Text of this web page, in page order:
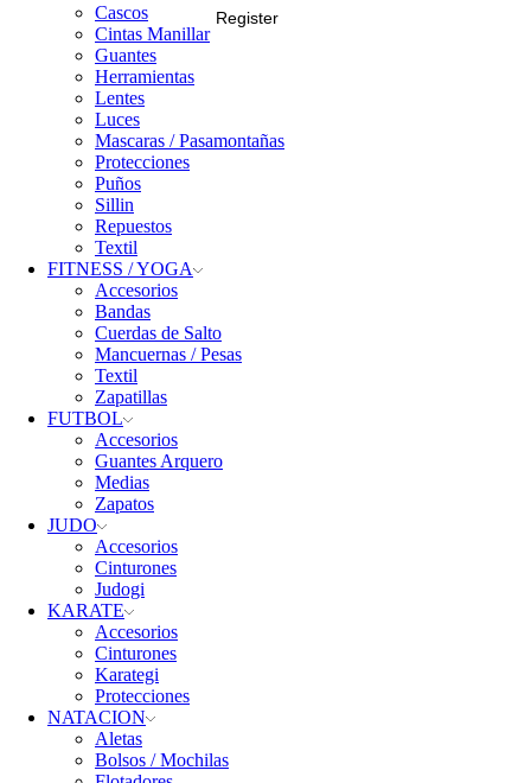
Register
Cascos
Cintas Manillar
Guantes
Herramientas
Lentes
Luces
Mascaras / Pasamontañas
Protecciones
Puños
Sillin
Repuestos
Textil
FITNESS / YOGA
Accesorios
Bandas
Cuerdas de Salto
Mancuernas / Pesas
Textil
Zapatillas
FUTBOL
Accesorios
Guantes Arquero
Medias
Zapatos
JUDO
Accesorios
Cinturones
Judogi
KARATE
Accesorios
Cinturones
Karategi
Protecciones
NATACION
Aletas
Bolsos / Mochilas